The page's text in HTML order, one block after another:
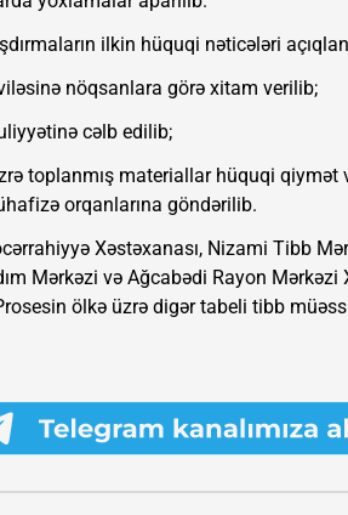
ilkin hüquqi nəticələri
nöqsanlara görə xitam verilib;
cəlb edilib;
toplanmış materiallar hüquqi
orqanlarına göndərilib.
Xəstəxanası, Nizami Tibb
Mərkəzi və Ağcabədi Rayon
ölkə üzrə digər tabeli tibb